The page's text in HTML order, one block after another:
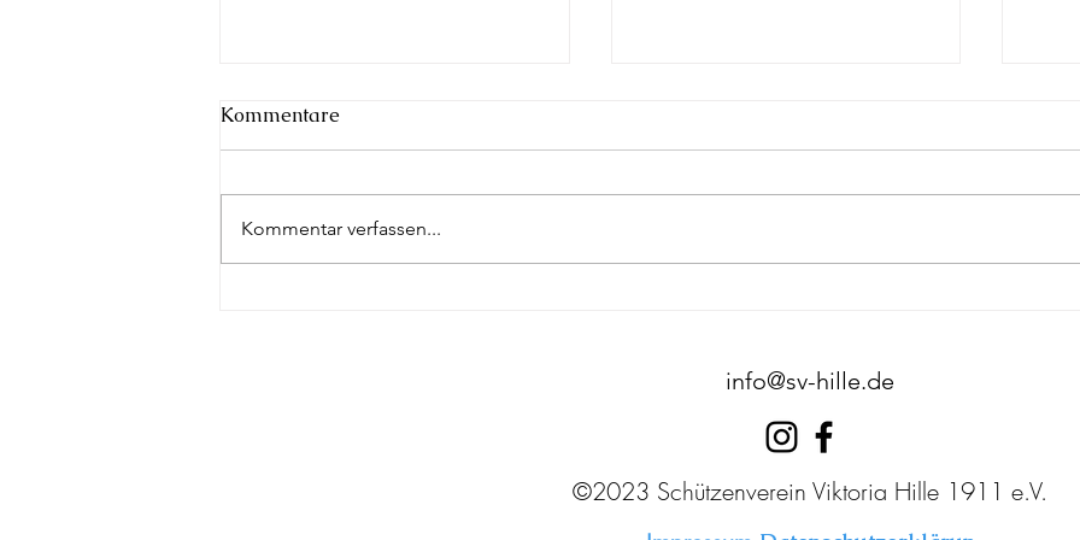
Königsball 2026
Kommentare
Kommentar verfassen...
info@sv-hille.de
©2023 Schützenverein Viktoria Hille 1911 e.V.